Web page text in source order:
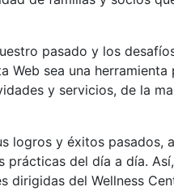
pasado y los
Web sea una herramienta
y servicios, de la
logros y éxitos pasados,
prácticas del día a día.
dirigidas del Wellness